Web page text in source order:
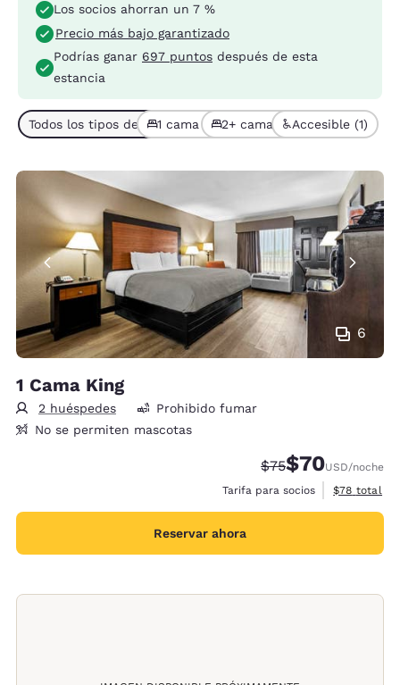
Los socios ahorran un 7 %
Precio más bajo garantizado
Podrías ganar 697 puntos después de esta
estancia
Todos los tipos de habitación (5)
1 cama (3)2+ camas (2)Accesible (1)
6
1 Cama King
2 huéspedes
Prohibido fumar
No se permiten mascotas
Precio tachado:
$75Precio con
$70USD/noche
Tarifa para socios
Ver
$78 total
Reservar ahora